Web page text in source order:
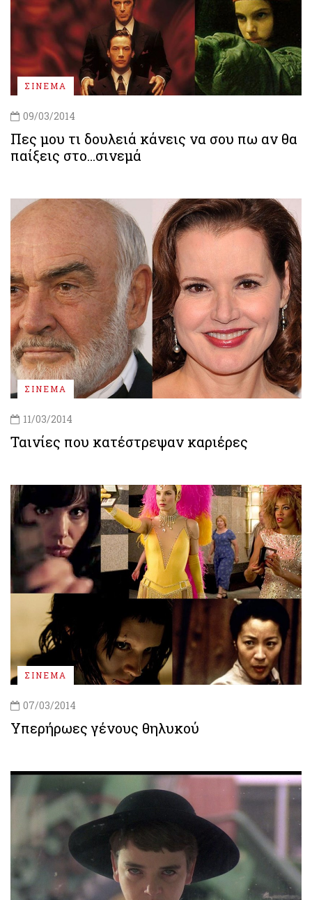
ΣΙΝΕΜΑ
09/03/2014
Πες μου τι δουλειά κάνεις να σου πω αν θα
παίξεις στο…σινεμά
ΣΙΝΕΜΑ
11/03/2014
Ταινίες που κατέστρεψαν καριέρες
ΣΙΝΕΜΑ
07/03/2014
Υπερήρωες γένους θηλυκού